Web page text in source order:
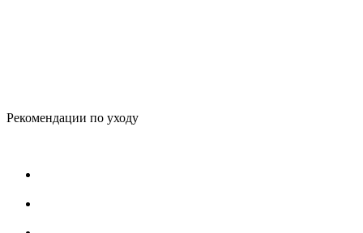
Рекомендации по уходу